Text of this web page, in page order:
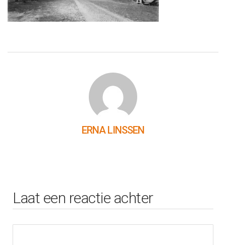
ERNA LINSSEN
Laat een reactie achter